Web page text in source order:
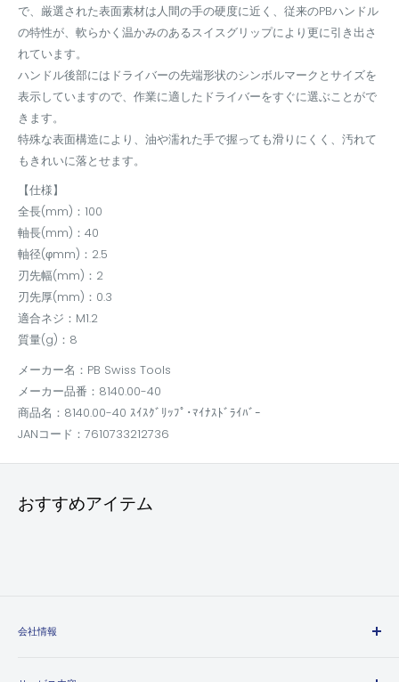
で、厳選された表面素材は人間の手の硬度に近く、従来のPBハンドル
の特性が、軟らかく温かみのあるスイスグリップにより更に引き出さ
れています。
ハンドル後部にはドライバーの先端形状のシンボルマークとサイズを
表示していますので、作業に適したドライバーをすぐに選ぶことがで
きます。
特殊な表面構造により、油や濡れた手で握っても滑りにくく、汚れて
もきれいに落とせます。
【仕様】
全長(mm)：100
軸長(mm)：40
軸径(φmm)：2.5
刃先幅(mm)：2
刃先厚(mm)：0.3
適合ネジ：M1.2
質量(g)：8
メーカー名：PB Swiss Tools
メーカー品番：8140.00-40
商品名：8140.00-40 ｽｲｽｸﾞﾘｯﾌﾟ･ﾏｲﾅｽﾄﾞﾗｲﾊﾞｰ
JANコード：7610733212736
おすすめアイテム
会社情報